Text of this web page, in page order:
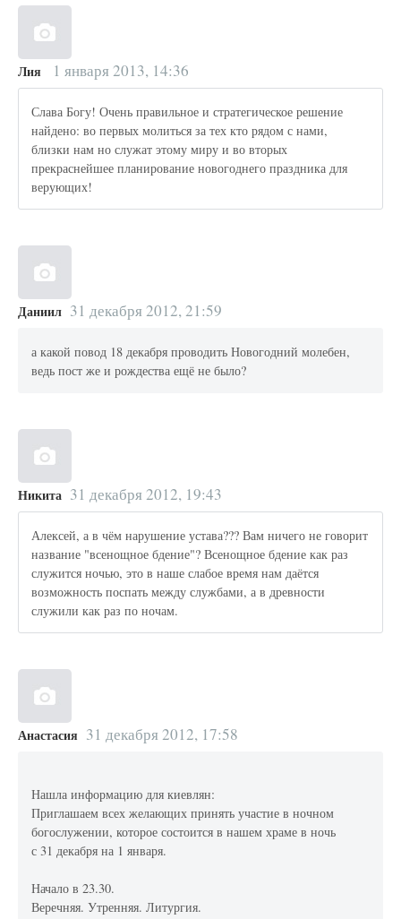
Лия 1 января 2013, 14:36
Слава Богу! Очень правильное и стратегическое решение
найдено: во первых молиться за тех кто рядом с нами,
близки нам но служат этому миру и во вторых
прекраснейшее планирование новогоднего праздника для
верующих!
Даниил 31 декабря 2012, 21:59
а какой повод 18 декабря проводить Новогодний молебен,
ведь пост же и рождества ещё не было?
Никита 31 декабря 2012, 19:43
Алексей, а в чём нарушение устава??? Вам ничего не говорит
название "всенощное бдение"? Всенощное бдение как раз
служится ночью, это в наше слабое время нам даётся
возможность поспать между службами, а в древности
служили как раз по ночам.
Анастасия 31 декабря 2012, 17:58
Нашла информацию для киевлян:
Приглашаем всех желающих принять участие в ночном
богослужении, которое состоится в нашем храме в ночь
с 31 декабря на 1 января.
Начало в 23.30.
Веречняя. Утренняя. Литургия.